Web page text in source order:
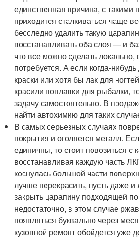
единственная причина, с такими
приходится сталкиваться чаще
бесследно удалить такую
восстанавливать оба слоя — и
что все можно сделать
потребуется. А если когда-
краски или хотя бы лак для
красили поплавки для рыбалки,
задачу самостоятельно. В
найти автохимию для таких
В самых серьезных случаях
покрытия и оголяется металл.
единичны, то стоит повозиться с
восстанавливая каждую часть
коснулась большой части
лучше перекрасить, пусть даже и
закрыть царапину подходящей
недостаточно, в этом случае
появляться буквально через
кузовной ремонт обойдется уже